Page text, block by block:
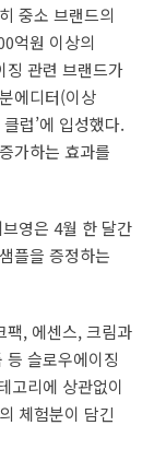
중소 브랜드의
억원 이상의
징 관련 브랜드가
에디터(이상
럽’에 입성했다.
가하는 효과를
영은 4월 한 달간
플을 증정하는
팩, 에센스, 크림과
슬로우에이징
고리에 상관없이
체험분이 담긴